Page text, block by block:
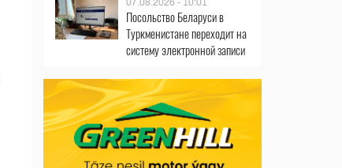
07.08.2026 - 10:01
Посольство Беларуси в
Туркменистане переходит на
систему электронной записи